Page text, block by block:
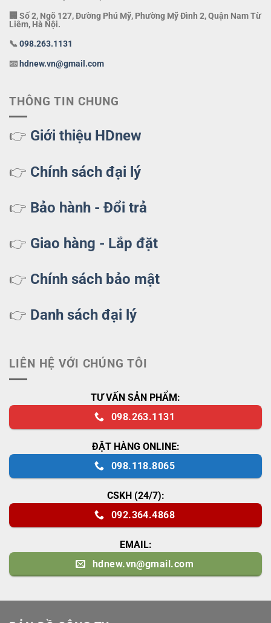
🏢 Số 2, Ngõ 127, Đường Phú Mỹ, Phường Mỹ Đình 2, Quận Nam Từ
Liêm, Hà Nội.
📞 098.263.1131
📧 hdnew.vn@gmail.com
THÔNG TIN CHUNG
👉 Giới thiệu HDnew
👉 Chính sách đại lý
👉 Bảo hành - Đổi trả
👉 Giao hàng - Lắp đặt
👉 Chính sách bảo mật
👉 Danh sách đại lý
LIÊN HỆ VỚI CHÚNG TÔI
TƯ VẤN SẢN PHẨM:
098.263.1131
ĐẶT HÀNG ONLINE:
098.118.8065
CSKH (24/7):
092.364.4868
EMAIL:
hdnew.vn@gmail.com